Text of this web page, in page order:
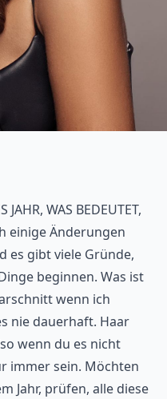
was bedeutet,
einige Änderungen
es gibt viele Gründe,
beginnen. Was ist
wenn ich
nie dauerhaft. Haar
wenn du es nicht
immer sein. Möchten
Jahr, prüfen, alle diese